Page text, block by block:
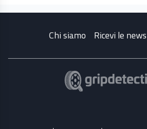
Chi siamo Ricevi le news